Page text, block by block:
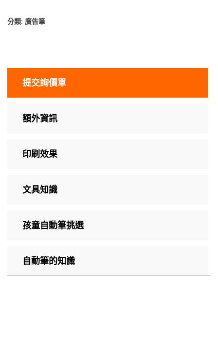
分類: 廣告筆
提交詢價單
額外資訊
印刷效果
文具知識
孩童自動筆挑選
自動筆的知識